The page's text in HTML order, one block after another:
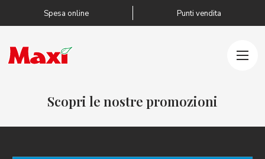
Salta al contenuto
Spesa online Punti vendita
Scopri le nostre promozioni